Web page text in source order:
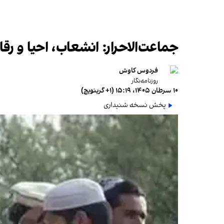
جماعت‌الاحرار: انشعاب، احیا و
فردوس کاوش
روزنامه‌نگار
۱۰ سرطان ۱۴۰۵، ۱۵:۱۹ (‎+۱ گرینویچ)
پخش نسخه شنیداری